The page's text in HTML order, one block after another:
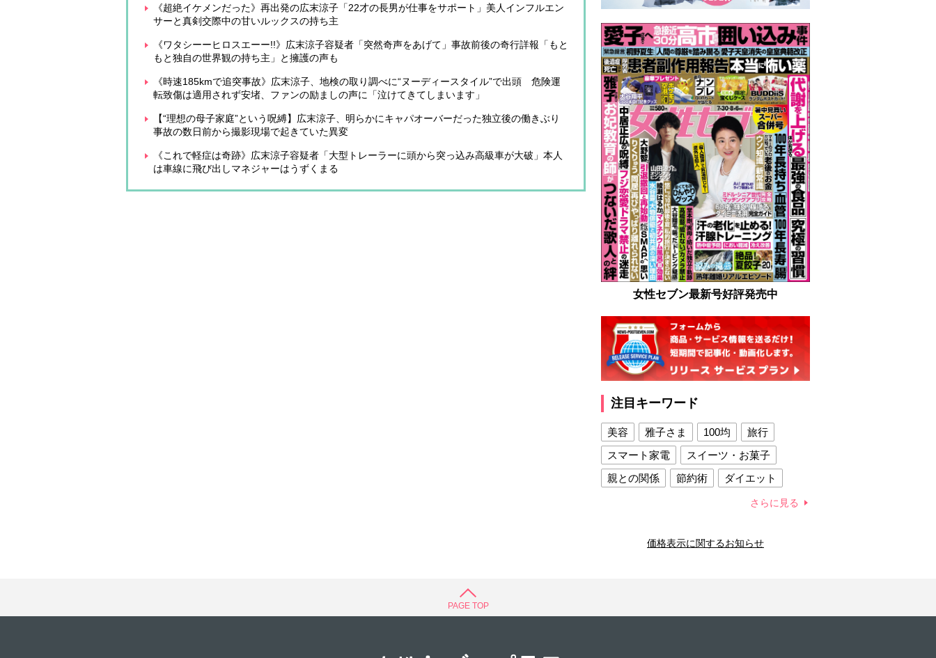
《超絶イケメンだった》再出発の広末涼子「22才の長男が仕事をサポート」美人インフルエン
サーと真剣交際中の甘いルックスの持ち主
《ワタシーーヒロスエーー!!》広末涼子容疑者「突然奇声をあげて」事故前後の奇行詳報「もと
もと独自の世界観の持ち主」と擁護の声も
《時速185kmで追突事故》広末涼子、地検の取り調べに“ヌーディースタイル”で出頭 危険運
転致傷は適用されず安堵、ファンの励ましの声に「泣けてきてしまいます」
【“理想の母子家庭”という呪縛】広末涼子、明らかにキャパオーバーだった独立後の働きぶり
事故の数日前から撮影現場で起きていた異変
《これで軽症は奇跡》広末涼子容疑者「大型トレーラーに頭から突っ込み高級車が大破」本人
は車線に飛び出しマネジャーはうずくまる
女性セブン最新号好評発売中
注目キーワード
美容 雅子さま 100均
旅行
スマート家電
スイーツ・お菓子
親との関係
節約術
ダイエット
夫との関係
新津春子 どか食い
さらに見る
価格表示に関するお知らせ
PAGE TOP